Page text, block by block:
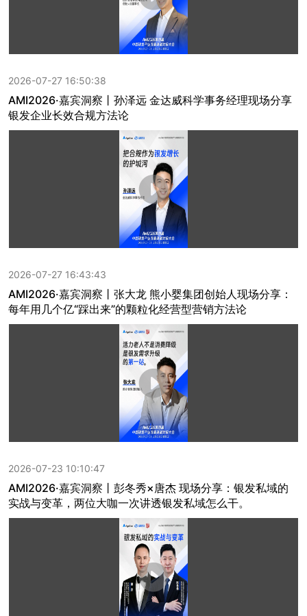
2026-07-27 16:50:38
AMI2026·嘉宾洞察丨孙泽远 金达威科学事务经理现场分享
银发企业长效合规方法论
2026-07-27 16:43:43
AMI2026·嘉宾洞察丨张大龙 熊小婴集团创始人现场分享：
每年用几个亿“踩出来”的颗粒化经营型营销方法论
2026-07-23 10:10:47
AMI2026·嘉宾洞察丨彭冬秀×唐杰 现场分享：银发私域的
实战与变革，两位大咖一次讲透银发私域怎么干。